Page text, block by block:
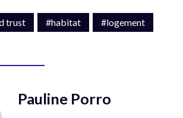
trust #habitat #logement
Pauline Porro